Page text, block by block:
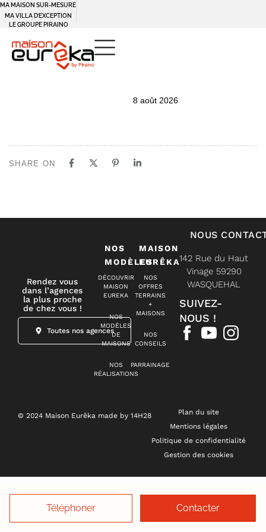
Téléphoner Contacter
MA MAISON SUR-MESURE
MA VILLA D’EXCEPTION
LE GROUPE PIRAINO
8 août 2026
SHARE ON
Rendez vous
dans l’agences
la plus proche
de chez vous !
Toutes nos agences
NOS
MODÈLES
DÉCOUVRIR
MAISON
EUREKA
NOS
MODÈLES
DE
MAISONS
NOS
RÉALISATIONS
MAISON
EURÊKA
NOS
OFFRES
TERRAINS
+
MAISONS
NOS
CONSEILS
PARRAINAGE
NOUS
142 Rue du Haut
Vinage 59290
WASQUEHAL
SUIVEZ-
NOUS !
© 2024 Maison Eurêka made by 14H28
Plan du site
Mentions légales
Politique de confidentialité
Gestion des cookies